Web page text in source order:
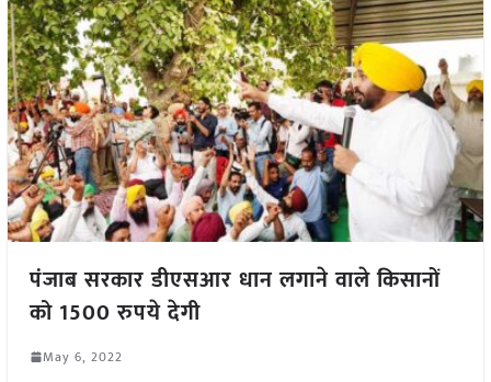
पंजाब सरकार डीएसआर धान लगाने वाले किसानों
को 1500 रुपये देगी
May 6, 2022